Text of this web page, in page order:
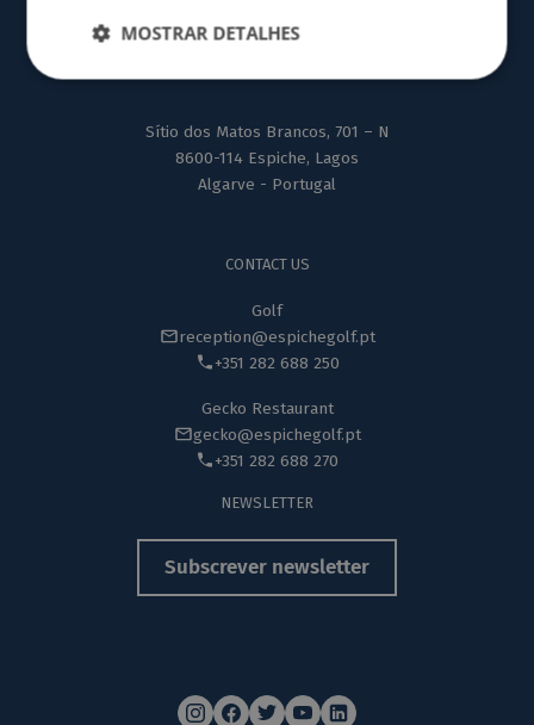
Sítio dos Matos Brancos, 701 – N
8600-114 Espiche, Lagos
Algarve - Portugal
CONTACT US
Golf
reception@espichegolf.pt
+351 282 688 250
Gecko Restaurant
gecko@espichegolf.pt
+351 282 688 270
NEWSLETTER
Subscrever newsletter
MOSTRAR DETALHES